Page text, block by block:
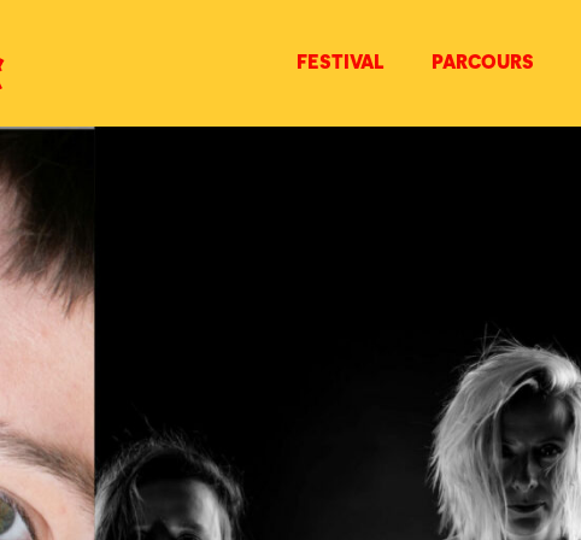
FESTIVAL PARCOURS